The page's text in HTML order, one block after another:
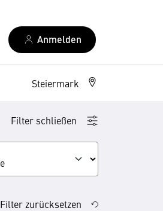
Anmelden
Steiermark
Filter schließen
Filter zurücksetzen